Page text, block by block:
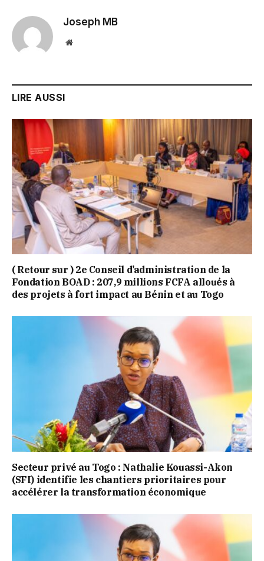
Joseph MB
Website
LIRE AUSSI
( Retour sur ) 2e Conseil d’administration de la
Fondation BOAD : 207,9 millions FCFA alloués à
des projets à fort impact au Bénin et au Togo
Secteur privé au Togo : Nathalie Kouassi-Akon
(SFI) identifie les chantiers prioritaires pour
accélérer la transformation économique